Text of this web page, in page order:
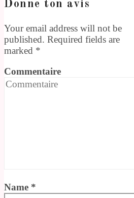
Donne ton avis
Your email address will not be
published. Required fields are
marked *
Commentaire
Name *